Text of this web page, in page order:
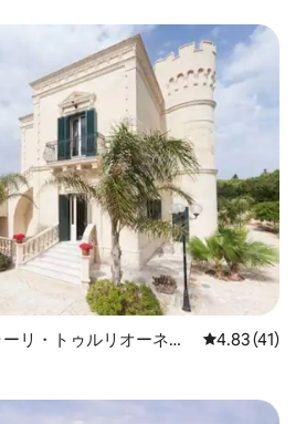
リ・トゥルリオーネの
レビュー41
4.83 (41)